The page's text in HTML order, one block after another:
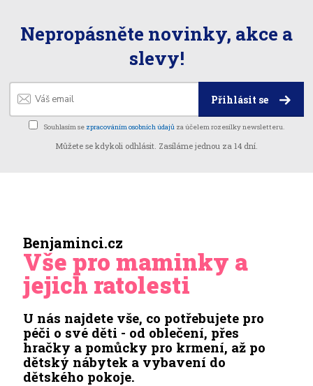
Nepropásněte novinky, akce a
slevy!
Přihlásit se
Souhlasím se zpracováním osobních údajů za účelem rozesílky newsletteru.
Můžete se kdykoli odhlásit. Zasíláme jednou za 14 dní.
Benjaminci.cz
Vše pro maminky a
jejich ratolesti
U nás najdete vše, co potřebujete pro
péči o své děti - od oblečení, přes
hračky a pomůcky pro krmení, až po
dětský nábytek a vybavení do
dětského pokoje.